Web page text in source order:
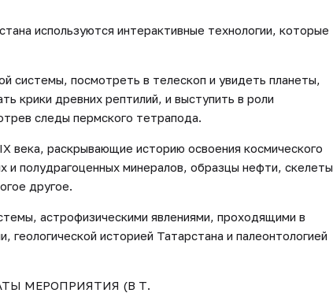
используются интерактивные технологии, которые
системы, посмотреть в телескоп и увидеть планеты,
крики древних рептилий, и выступить в роли
следы пермского тетрапода.
века, раскрывающие историю освоения космического
и полудрагоценных минералов, образцы нефти, скелеты
другое.
астрофизическими явлениями, проходящими в
историей Татарстана и палеонтологией
МЕРОПРИЯТИЯ (В Т.